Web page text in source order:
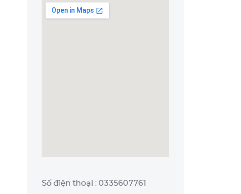
Số điện thoại : 0335607761